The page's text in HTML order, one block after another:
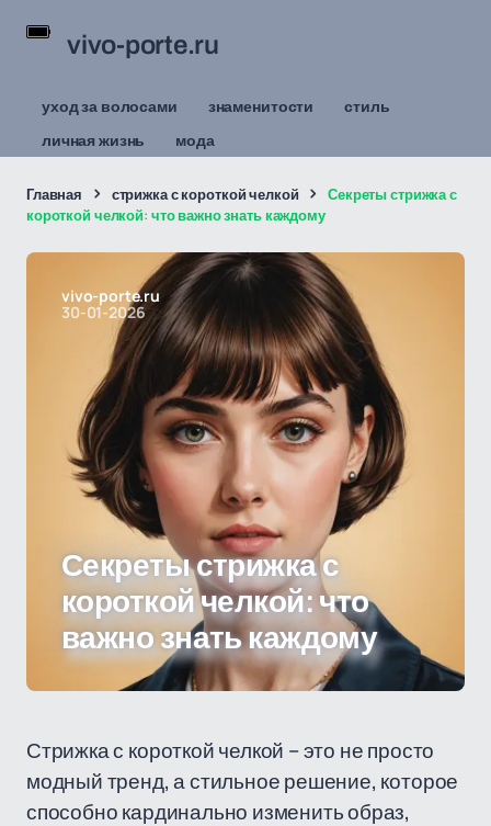
vivo-porte.ru
уход за волосами знаменитости
стиль
личная жизнь
мода
Главная стрижка с короткой челкой
Секреты стрижка с
короткой челкой: что важно знать каждому
vivo-porte.ru
30-01-2026
Секреты стрижка с
короткой челкой: что
важно знать каждому
Стрижка с короткой челкой – это не просто
модный тренд, а стильное решение, которое
способно кардинально изменить образ,